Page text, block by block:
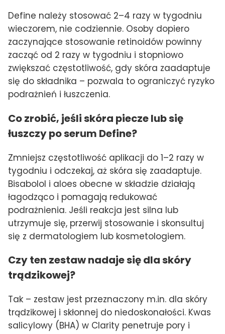
Define należy stosować 2–4 razy w tygodniu
wieczorem, nie codziennie. Osoby dopiero
zaczynające stosowanie retinoidów powinny
zacząć od 2 razy w tygodniu i stopniowo
zwiększać częstotliwość, gdy skóra zaadaptuje
się do składnika – pozwala to ograniczyć ryzyko
podrażnień i łuszczenia.
Co zrobić, jeśli skóra piecze lub się
łuszczy po serum Define?
Zmniejsz częstotliwość aplikacji do 1–2 razy w
tygodniu i odczekaj, aż skóra się zaadaptuje.
Bisabolol i aloes obecne w składzie działają
łagodząco i pomagają redukować
podrażnienia. Jeśli reakcja jest silna lub
utrzymuje się, przerwij stosowanie i skonsultuj
się z dermatologiem lub kosmetologiem.
Czy ten zestaw nadaje się dla skóry
trądzikowej?
Tak – zestaw jest przeznaczony m.in. dla skóry
trądzikowej i skłonnej do niedoskonałości. Kwas
salicylowy (BHA) w Clarity penetruje pory i